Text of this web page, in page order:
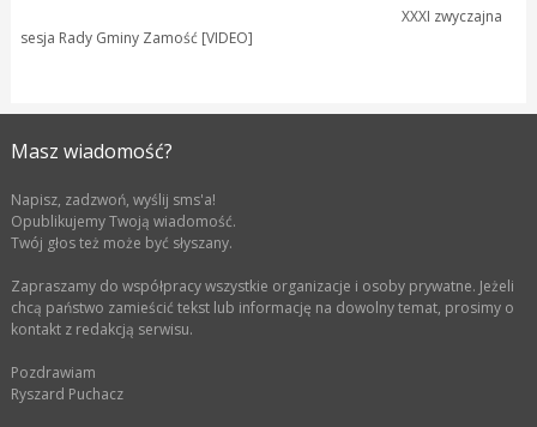
XXXI zwyczajna
sesja Rady Gminy Zamość [VIDEO]
Masz wiadomość?
Napisz, zadzwoń, wyślij sms'a!
Opublikujemy Twoją wiadomość.
Twój głos też może być słyszany.
Zapraszamy do współpracy wszystkie organizacje i osoby prywatne. Jeżeli
chcą państwo zamieścić tekst lub informację na dowolny temat, prosimy o
kontakt z redakcją serwisu.
Pozdrawiam
Ryszard Puchacz